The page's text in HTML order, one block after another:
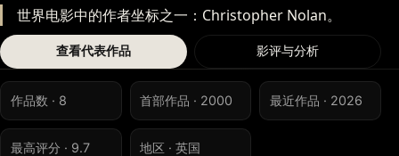
世界电影中的作者坐标之一：Christopher Nolan。
查看代表作品 影评与分析
作品数 · 8 首部作品 · 2000 最近作品 · 2026
最高评分 · 9.7 地区 · 英国